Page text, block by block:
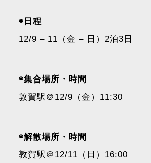
◉日程
12/9 – 11（金 – 日）2泊3日
◉集合場所・時間
敦賀駅＠12/9（金）11:30
◉解散場所・時間
敦賀駅＠12/11（日）16:00